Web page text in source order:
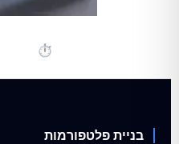
בניית פלטפורמות